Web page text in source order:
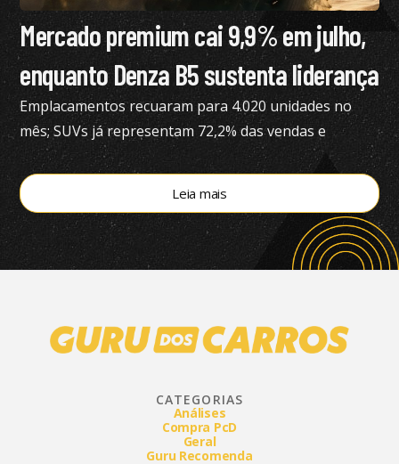
Mercado premium cai 9,9% em julho,
enquanto Denza B5 sustenta liderança
Emplacamentos recuaram para 4.020 unidades no
mês; SUVs já representam 72,2% das vendas e
modelos eletrificados respondem por 55,4% do
segmento, aponta a Bright Consulting.
Leia mais
CATEGORIAS
Análises
Compra PcD
Geral
Guru Recomenda